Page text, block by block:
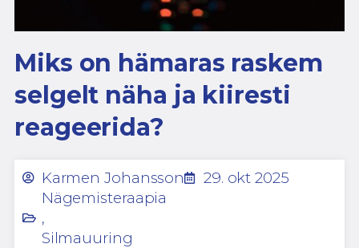
Miks on hämaras raskem
selgelt näha ja kiiresti
reageerida?
Karmen Johansson
29. okt 2025
Nägemisteraapia
,
Silmauuring